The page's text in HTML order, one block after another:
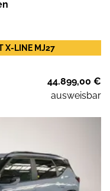
X-LINE MJ27
44.899,00 €
ausweisbar